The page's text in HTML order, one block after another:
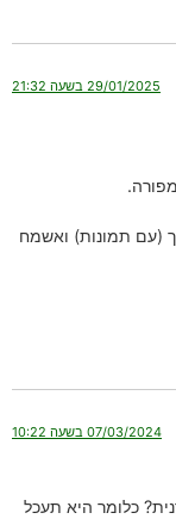
29/01/2025 בשעה 21:32
(עם תמונות) ואשמח
07/03/2024 בשעה 10:22
כלומר היא תעכל